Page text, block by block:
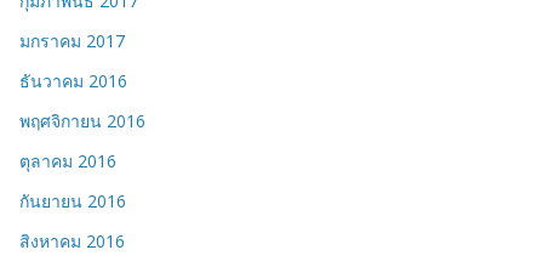
มกราคม 2017
ธันวาคม 2016
พฤศจิกายน 2016
ตุลาคม 2016
กันยายน 2016
สิงหาคม 2016